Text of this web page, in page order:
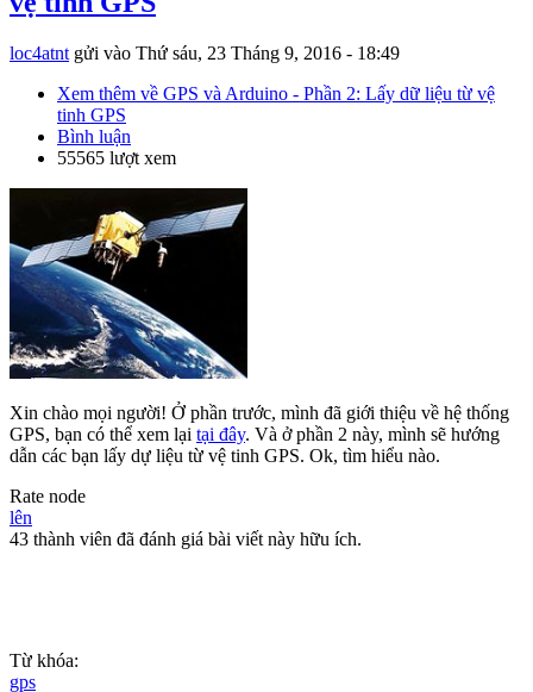
loc4atnt gửi vào Thứ sáu, 23 Tháng 9, 2016 - 18:49
Xem thêm về GPS và Arduino - Phần 2: Lấy dữ liệu từ vệ
tinh GPS
Bình luận
55565 lượt xem
Xin chào mọi người! Ở phần trước, mình đã giới thiệu về hệ thống
GPS, bạn có thể xem lại tại đây. Và ở phần 2 này, mình sẽ hướng
dẫn các bạn lấy dự liệu từ vệ tinh GPS. Ok, tìm hiểu nào.
Rate node
lên
43 thành viên đã đánh giá bài viết này hữu ích.
Từ khóa:
gps